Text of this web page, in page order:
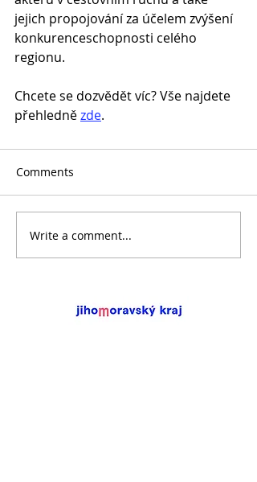
jejich propojování za účelem zvýšení
konkurenceschopnosti celého
regionu.
Chcete se dozvědět víc? Vše najdete
přehledně zde.
Comments
Write a comment...